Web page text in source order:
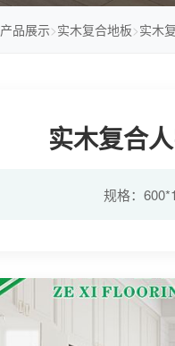
产品展示>实木复合地板>实木
实木复合
规格：